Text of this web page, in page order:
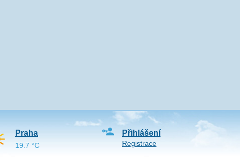
Přihlášení
Registrace
Praha
19.7 °C